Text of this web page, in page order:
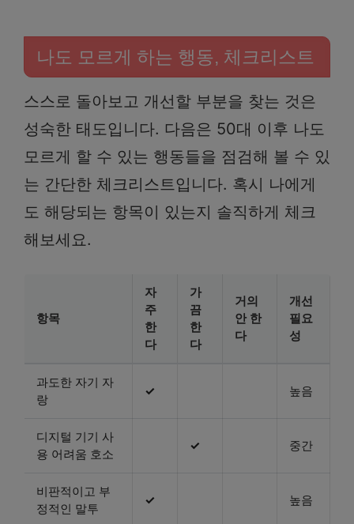
나도 모르게 하는 행동, 체크리스트
스스로 돌아보고 개선할 부분을 찾는 것은
성숙한 태도입니다. 다음은 50대 이후 나도
모르게 할 수 있는 행동들을 점검해 볼 수 있
는 간단한 체크리스트입니다. 혹시 나에게
도 해당되는 항목이 있는지 솔직하게 체크
해보세요.
항목
자
주
한
다
가
끔
한
다
거의
안 한
다
개선
필요
성
과도한 자기 자
랑
✓ 높음
디지털 기기 사
용 어려움 호소
✓ 중간
비판적이고 부
정적인 말투
✓ 높음